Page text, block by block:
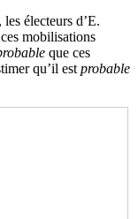
électeurs d’E.
mobilisations
que ces
qu’il est probable